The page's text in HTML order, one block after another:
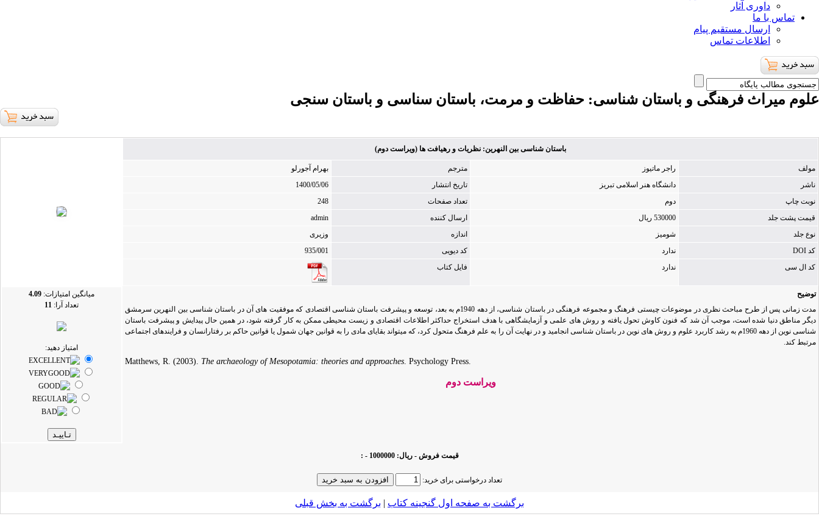
داوری آثار
تماس با ما
ارسال مستقیم پیام
اطلاعات تماس
علوم میراث فرهنگی و باستان شناسی: حفاظت و مرمت، باستان سناسی و باستان سنجی
باستان شناسی بین النهرین: نظریات و رهیافت ها (ویراست دوم)
مولف راجر ماتیوز مترجم
بهرام آجورلو
ناشر
دانشگاه هنر اسلامی تبریز تاریخ انتشار
1400/05/06
نوبت چاپ
دوم تعداد صفحات
248
قیمت پشت جلد
530000 ریال ارسال کننده
admin
نوع جلد
شومیز اندازه
وزیری
کد DOI
ندارد کد دیویی
935/001
کد ال سی
ندارد فایل کتاب
توضیح
مدت زمانی پس از طرح مباحث نظری در موضوعات چیستی فرهنگ و مجموعه فرهنگی در باستان شناسی، از دهه 1940م به بعد، توسعه و پیشرفت باستان شناسی اقتصادی که موفقیت های آن در باستان شناسی بین النهرین سرمشق
دیگر مناطق دنیا شده است، موجب آن شد که فنون کاوش تحول یافته و روش های علمی و آزمایشگاهی با هدف استخراج حداکثر اطلاعات اقتصادی و زیست محیطی ممکن به کار گرفته شود، در همین حال پیدایش و پیشرفت باستان
شناسی نوین از دهه 1960م به رشد کاربرد علوم و روش های نوین در باستان شناسی انجامید و در نهایت آن را به علم فرهنگ متحول کرد، که میتواند بقایای مادی را به قوانین جهان شمول یا قوانین حاکم بر رفتارانسان و فرایندهای اجتماعی
مرتبط کند.
Matthews, R. (2003). The archaeology of Mesopotamia: theories and approaches. Psychology Press.
ویراست دوم
میانگین امتیازات: 4.09
تعداد آرا: 11
امتیاز دهید:
قیمت فروش - ریال: 1000000 - :
تعداد درخواستی برای خرید:
برگشت به صفحه اول گنجینه کتاب‌ | برگشت به بخش قبلى